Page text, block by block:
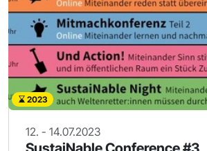
2023
12. - 14.07.2023